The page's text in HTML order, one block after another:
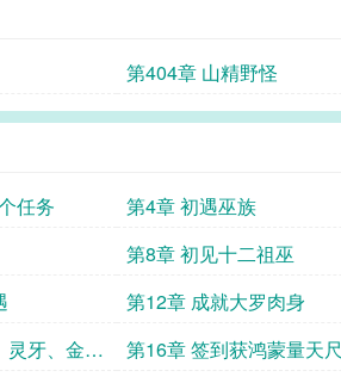
第404章 山精野怪
任务
第4章 初遇巫族
第8章 初见十二祖巫
第12章 成就大罗肉身
灵牙、金光
第16章 签到获鸿蒙量天尺